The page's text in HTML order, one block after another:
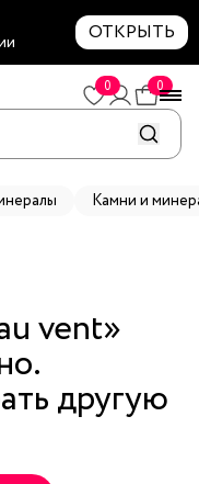
ОТКРЫТЬ
0 0
Камни и
vent»
другую